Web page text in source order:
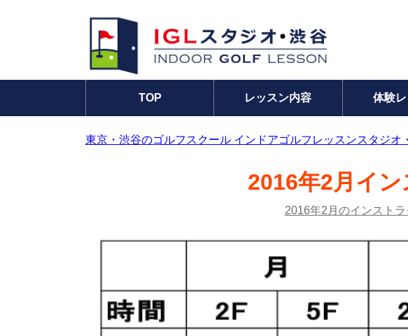
TOP レッスン内容 体験
東京・渋谷のゴルフスクール インドアゴルフレッスンスタジオ
2016年2月イ
2016年2月のインスト